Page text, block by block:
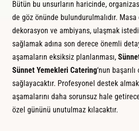
Bütün bu unsurların haricinde,
de göz önünde bulundurulmalıdır.
dekorasyon ve ambiyans, ulaşmak
sağlamak adına son derece önemli
aşamaların eksiksiz planlanması,
Sünnet Yemekleri Catering‘nun başarılı
sağlayacaktır. Profesyonel destek
aşamalarını daha sorunsuz hale
özel gününü unutulmaz kılacaktır.